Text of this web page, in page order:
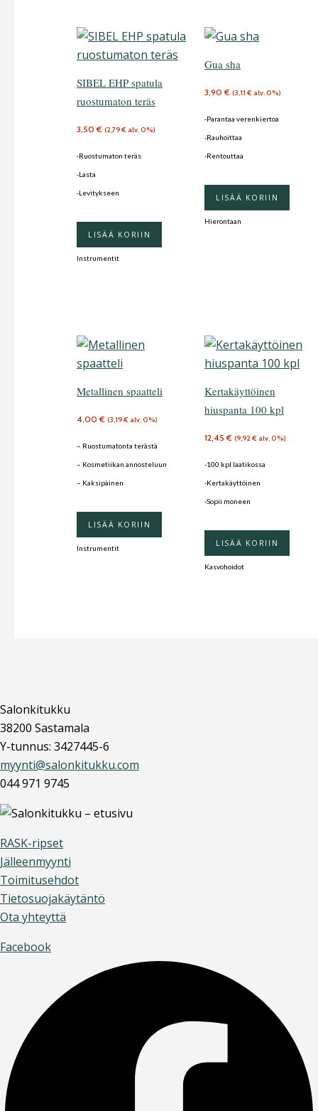
SIBEL EHP spatula
ruostumaton teräs
3,50€ (2,79€ alv. 0%)
-Ruostumaton teräs
-Lasta
-Levitykseen
LISÄÄ KORIIN
Instrumentit
Gua sha
3,90€ (3,11 € alv. 0%)
-Parantaa verenkiertoa
-Rauhoittaa
-Rentouttaa
LISÄÄ KORIIN
Hierontaan
Metallinen spaatteli
4,00€ (3,19€ alv. 0%)
– Ruostumatonta terästä
– Kosmetiikan annosteluun
– Kaksipäinen
LISÄÄ KORIIN
Instrumentit
Kertakäyttöinen
hiuspanta 100 kpl
12,45€ (9,92€ alv. 0%)
-100 kpl laatikossa
-Kertakäyttöinen
-Sopii moneen
LISÄÄ KORIIN
Kasvohoidot
Salonkitukku
38200 Sastamala
Y-tunnus: 3427445-6
myynti@salonkitukku.com
044 971 9745
RASK-ripset
Jälleenmyynti
Toimitusehdot
Tietosuojakäytäntö
Ota yhteyttä
Facebook